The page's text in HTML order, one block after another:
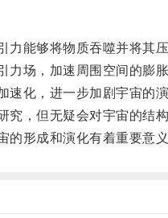
能够将物质吞噬并将其压
场，加速周围空间的膨胀
化，进一步加剧宇宙的演
，但无疑会对宇宙的结构
形成和演化有着重要意义